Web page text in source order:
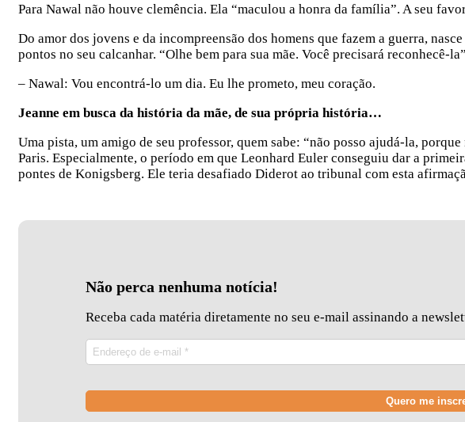
Para Nawal não houve clemência. Ela “maculou a honra da família”. A seu
Do amor dos jovens e da incompreensão dos homens que fazem a guerra,
pontos no seu calcanhar. “Olhe bem para sua mãe. Você precisará reconhecê-
– Nawal: Vou encontrá-lo um dia. Eu lhe prometo, meu coração.
Jeanne em busca da história da mãe, de sua própria história…
Uma pista, um amigo de seu professor, quem sabe: “não posso ajudá-la,
Paris. Especialmente, o período em que Leonhard Euler conseguiu dar a
pontes de Konigsberg. Ele teria desafiado Diderot ao tribunal com esta
Não perca nenhuma notícia!
Receba cada matéria diretamente no seu e-mail assinando a